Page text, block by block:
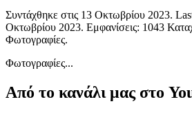
Συντάχθηκε στις 13 Οκτωβρίου 2023.
Οκτωβρίου 2023. Εμφανίσεις: 1043
Φωτογραφίες.
Φωτογραφίες...
Από το κανάλι μας στο